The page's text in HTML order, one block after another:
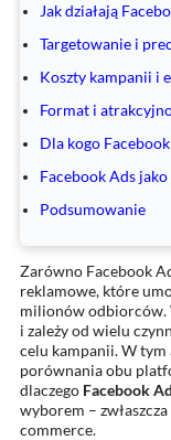
Jak działają
Targetowanie i
Koszty kampanii i
Format i
Dla kogo
Facebook Ads
Podsumowanie
Zarówno Facebook
reklamowe, które
milionów odbiorców.
i zależy od wielu
celu kampanii. W
porównania obu
dlaczego Facebook
wyborem –
commerce.